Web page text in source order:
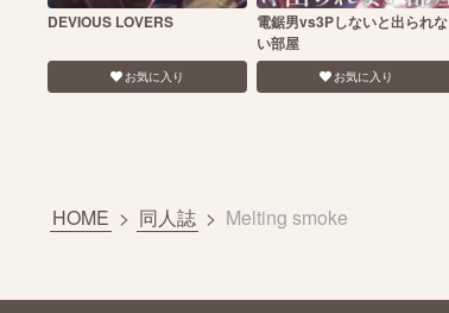
DEVIOUS LOVERS
お気に入り
電鋸男vs3Pしないと出られな
い部屋
お気に入り
HOME > 同人誌 > Melting smoke